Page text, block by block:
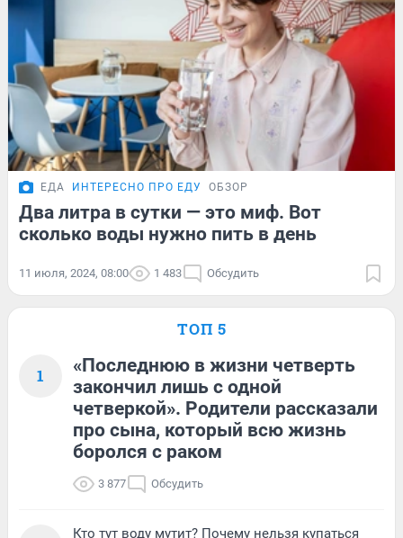
ЕДА ИНТЕРЕСНО ПРО ЕДУ ОБЗОР
Два литра в сутки — это миф. Вот
сколько воды нужно пить в день
11 июля, 2024, 08:00 1 483 Обсудить
ТОП 5
1
«Последнюю в жизни четверть
закончил лишь с одной
четверкой». Родители рассказали
про сына, который всю жизнь
боролся с раком
3 877 Обсудить
Кто тут воду мутит? Почему нельзя купаться